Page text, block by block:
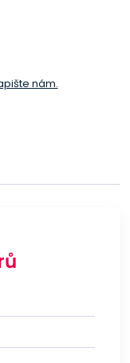
nám.